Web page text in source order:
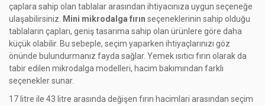
çaplara sahip olan tablalar arasından ihtiyacınıza uygun seçeneğe
ulaşabilirsiniz.
Mini mikrodalga fırın seçeneklerinin sahip olduğu
tablaların çapları, geniş tasarıma sahip olan ürünlere göre daha
küçük olabilir. Bu sebeple, seçim yaparken ihtiyaçlarınızı göz
önünde bulundurmanız fayda sağlar. Yemek ısıtıcı fırın olarak da
tabir edilen mikrodalga modelleri, hacim bakımından farklı
seçenekler sunar.
17 litre ile 43 litre arasında değişen fırın hacimlari arasından seçim